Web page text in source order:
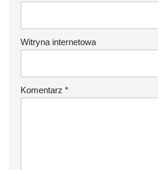
Witryna internetowa
Komentarz *